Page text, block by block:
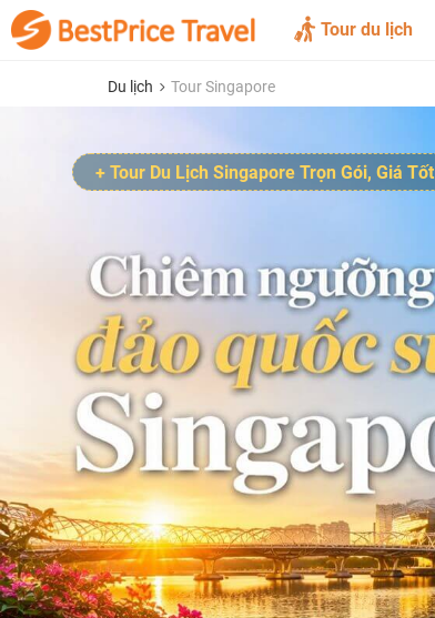
Tour du lịch
Du lịch Tour Singapore
+ Tour Du Lịch Singapore Trọn Gói, Giá Tốt